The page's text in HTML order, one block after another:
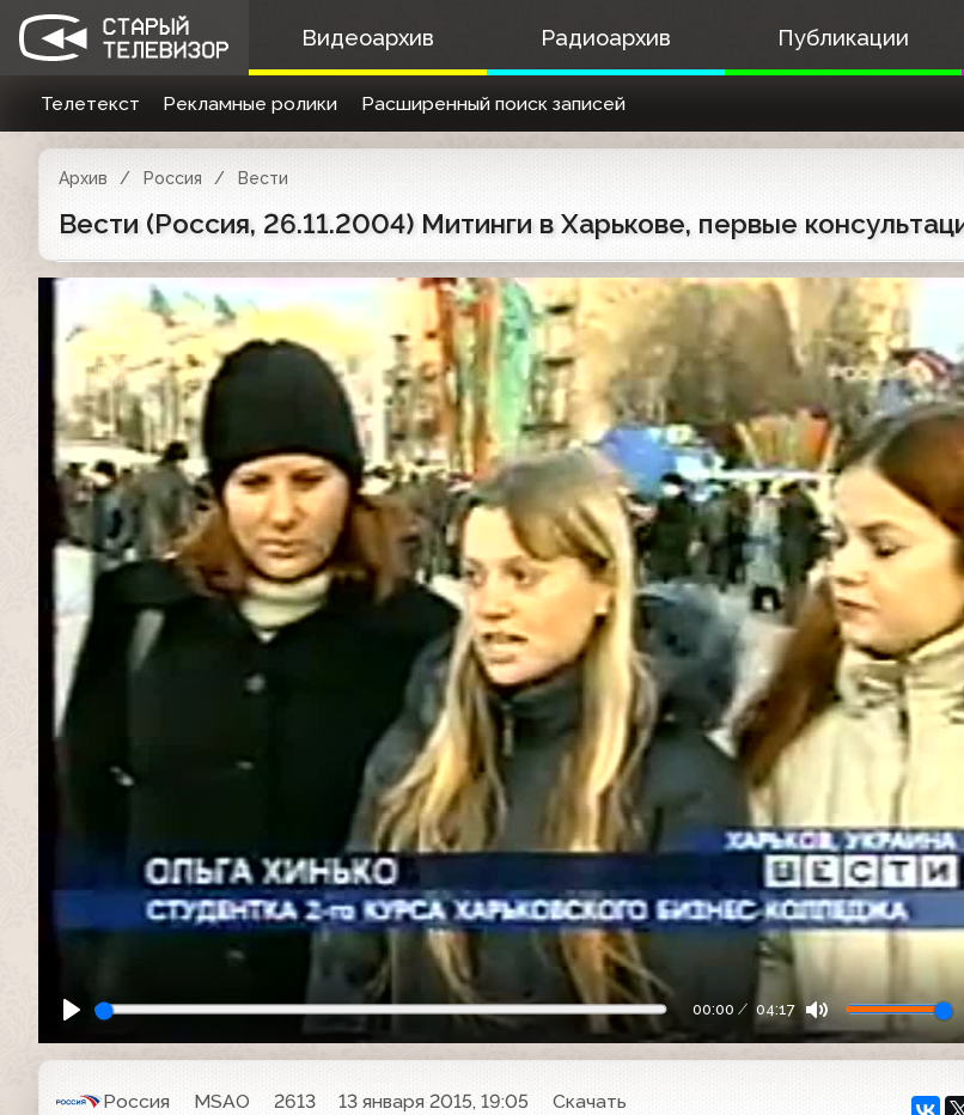
Видеоархив Радиоархив Публикации
Телетекст Рекламные ролики Расширенный поиск записей
Архив Россия Вести
Вести (Россия, 26.11.2004) Митинги в Харькове, первые
00:00 04:17
Россия MSAO 2613 13 января 2015, 19:05
Скачать